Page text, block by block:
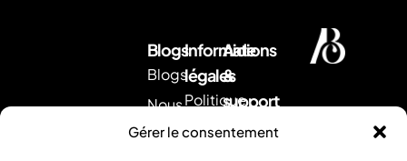
Gérer le consentement
Blogs
Blogs
Nous
contacter
Informations
légales
Politique
Aide
&
support
nous